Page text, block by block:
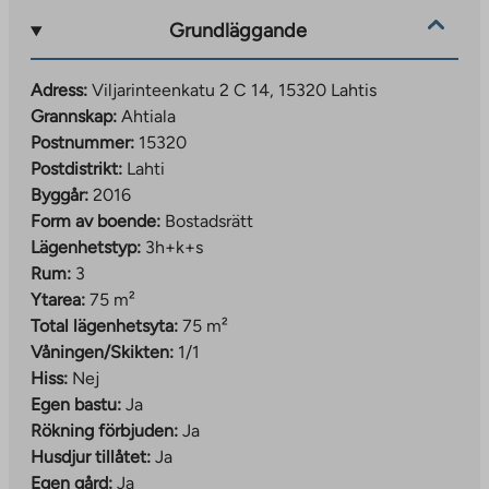
Grundläggande
Adress: Viljarinteenkatu 2 C 14, 15320 Lahtis
Grannskap: Ahtiala
Postnummer: 15320
Postdistrikt: Lahti
Byggår: 2016
Form av boende: Bostadsrätt
Lägenhetstyp: 3h+k+s
Rum: 3
Ytarea: 75 m²
Total lägenhetsyta: 75 m²
Våningen/Skikten: 1/1
Hiss: Nej
Egen bastu: Ja
Rökning förbjuden: Ja
Husdjur tillåtet: Ja
Egen gård: Ja